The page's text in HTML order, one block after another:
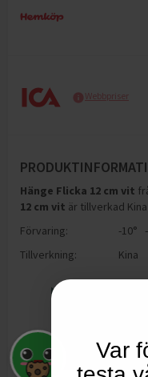
Webbpriser
Hänge Flicka 12 cm vit
12 cm vit är tillverkad
Förvaring:
-10°
Tillverkning:
Kina
Var